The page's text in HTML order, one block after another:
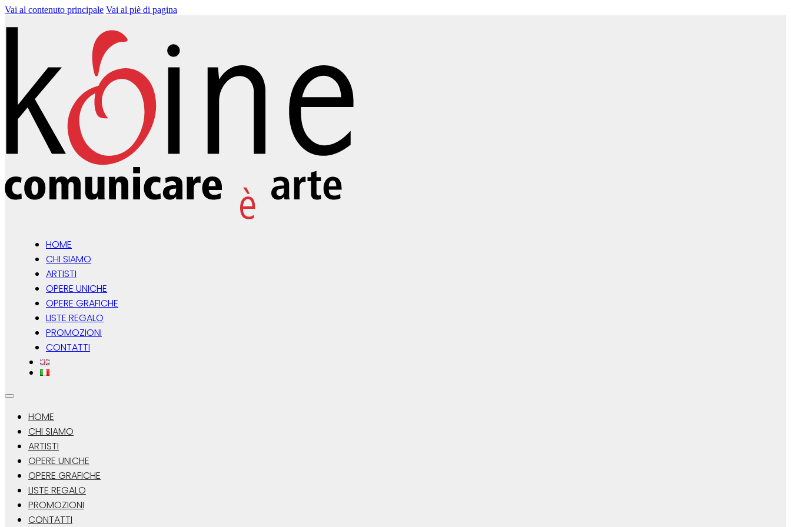
Vai al contenuto principale Vai al piè di pagina
HOME
CHI SIAMO
ARTISTI
OPERE UNICHE
OPERE GRAFICHE
LISTE REGALO
PROMOZIONI
CONTATTI
HOME
CHI SIAMO
ARTISTI
OPERE UNICHE
OPERE GRAFICHE
LISTE REGALO
PROMOZIONI
CONTATTI